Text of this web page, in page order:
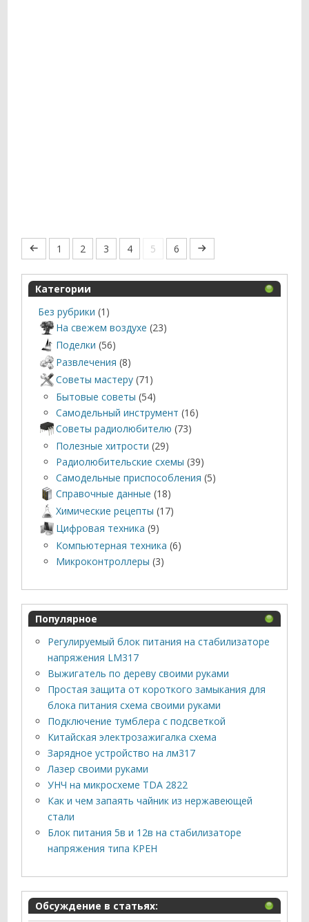
1 2 3 4 5 6
Категории
Без рубрики (1)
На свежем воздухе (23)
Поделки (56)
Развлечения (8)
Советы мастеру (71)
Бытовые советы (54)
Самодельный инструмент (16)
Советы радиолюбителю (73)
Полезные хитрости (29)
Радиолюбительские схемы (39)
Самодельные приспособления (5)
Справочные данные (18)
Химические рецепты (17)
Цифровая техника (9)
Компьютерная техника (6)
Микроконтроллеры (3)
Популярное
Регулируемый блок питания на стабилизаторе
напряжения LM317
Выжигатель по дереву своими руками
Простая защита от короткого замыкания для
блока питания схема своими руками
Подключение тумблера с подсветкой
Китайская электрозажигалка схема
Зарядное устройство на лм317
Лазер своими руками
УНЧ на микросхеме TDA 2822
Как и чем запаять чайник из нержавеющей
стали
Блок питания 5в и 12в на стабилизаторе
напряжения типа КРЕН
Обсуждение в статьях: